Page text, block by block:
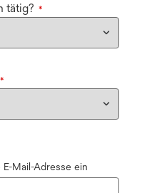
tätig? *
*
Mail-Adresse ein